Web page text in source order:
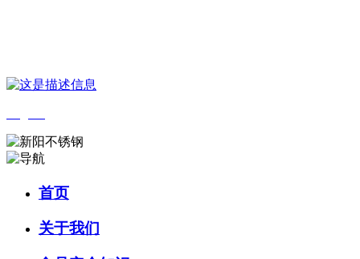
首页
关于我们